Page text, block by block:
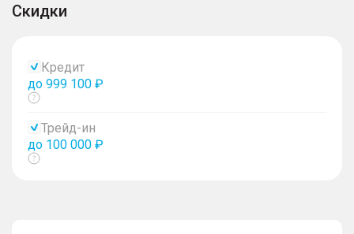
Скидки
Кредит
до 999 100 ₽
Показать
Трейд-ин
до 100 000 ₽
Показать